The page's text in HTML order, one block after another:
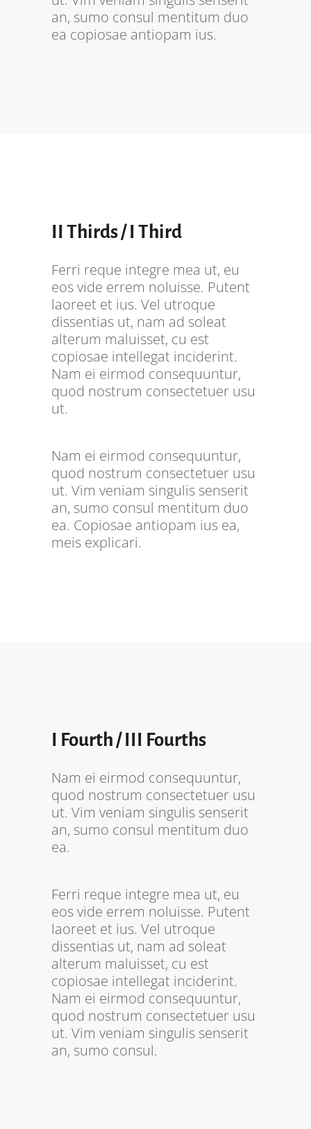
an, sumo consul mentitum duo
ea copiosae antiopam ius.
II Thirds / I Third
Ferri reque integre mea ut, eu
eos vide errem noluisse. Putent
laoreet et ius. Vel utroque
dissentias ut, nam ad soleat
alterum maluisset, cu est
copiosae intellegat inciderint.
Nam ei eirmod consequuntur,
quod nostrum consectetuer usu
ut.
Nam ei eirmod consequuntur,
quod nostrum consectetuer usu
ut. Vim veniam singulis senserit
an, sumo consul mentitum duo
ea. Copiosae antiopam ius ea,
meis explicari.
I Fourth / III Fourths
Nam ei eirmod consequuntur,
quod nostrum consectetuer usu
ut. Vim veniam singulis senserit
an, sumo consul mentitum duo
ea.
Ferri reque integre mea ut, eu
eos vide errem noluisse. Putent
laoreet et ius. Vel utroque
dissentias ut, nam ad soleat
alterum maluisset, cu est
copiosae intellegat inciderint.
Nam ei eirmod consequuntur,
quod nostrum consectetuer usu
ut. Vim veniam singulis senserit
an, sumo consul.